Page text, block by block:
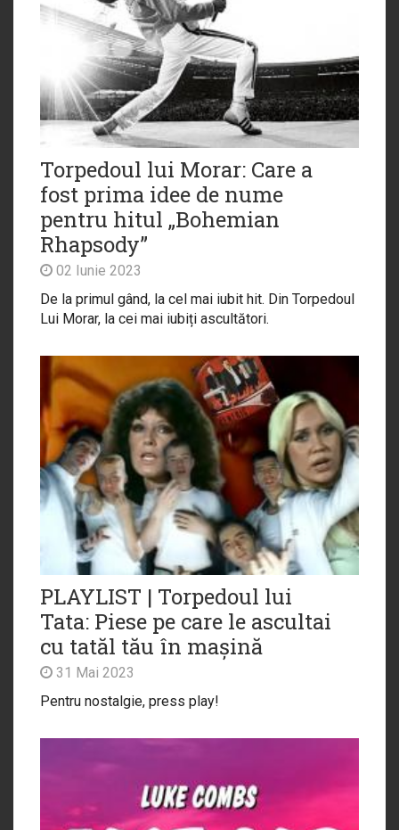
Torpedoul lui Morar: Care a
fost prima idee de nume
pentru hitul „Bohemian
Rhapsody”
02 Iunie 2023
De la primul gând, la cel mai iubit hit. Din Torpedoul
Lui Morar, la cei mai iubiți ascultători.
PLAYLIST | Torpedoul lui
Tata: Piese pe care le ascultai
cu tatăl tău în mașină
31 Mai 2023
Pentru nostalgie, press play!